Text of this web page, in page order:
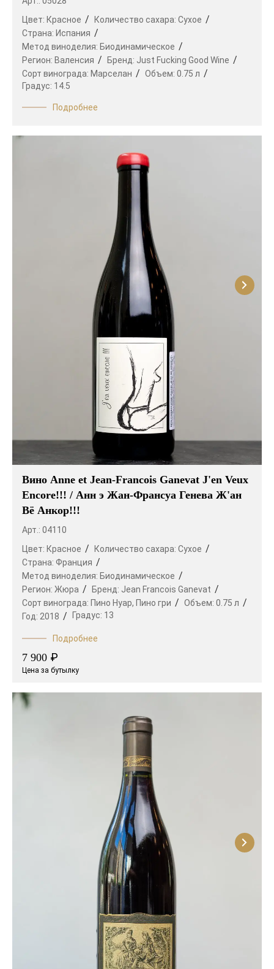
Цвет: Красное Количество сахара: Сухое
Страна: Испания
Метод виноделия: Биодинамическое
Регион: Валенсия Бренд: Just Fucking Good Wine
Сорт винограда: Марселан Объем: 0.75 л
Градус: 14.5
Подробнее
Вино Anne et Jean-Francois Ganevat J'en Veux
Encore!!! / Анн э Жан-Франсуа Генева Ж'ан
Вё Анкор!!!
Арт.: 04110
Цвет: Красное Количество сахара: Сухое
Страна: Франция
Метод виноделия: Биодинамическое
Регион: Жюра Бренд: Jean Francois Ganevat
Сорт винограда: Пино Нуар, Пино гри Объем: 0.75 л
Год: 2018 Градус: 13
Подробнее
7 900 ₽
Цена за бутылку